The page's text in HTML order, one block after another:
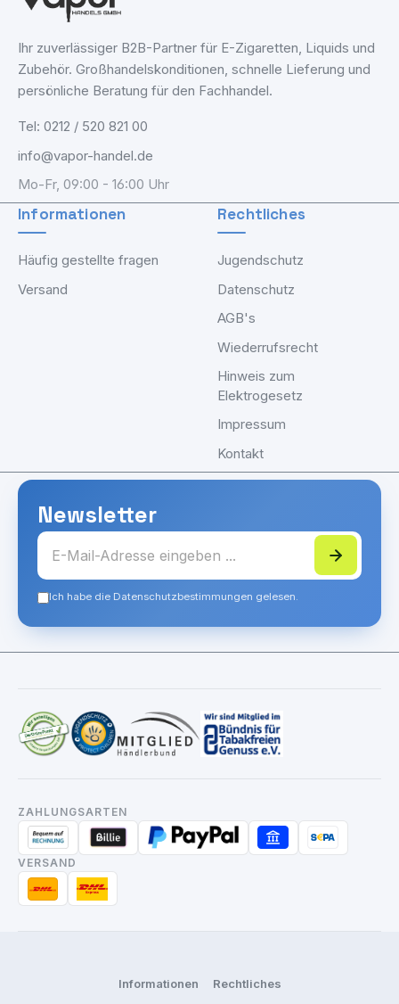
Ihr zuverlässiger B2B-Partner für E-Zigaretten, Liquids und
Zubehör. Großhandelskonditionen, schnelle Lieferung und
persönliche Beratung für den Fachhandel.
Tel: 0212 / 520 821 00
info@vapor-handel.de
Mo-Fr, 09:00 - 16:00 Uhr
Informationen
Häufig gestellte fragen
Versand
Rechtliches
Jugendschutz
Datenschutz
AGB's
Wiederrufsrecht
Hinweis zum
Elektrogesetz
Impressum
Kontakt
Newsletter
Ich habe die Datenschutzbestimmungen gelesen.
ZAHLUNGSARTEN
VERSAND
Informationen Rechtliches